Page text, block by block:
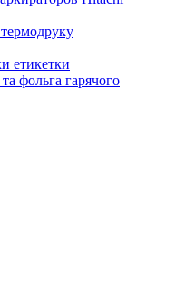
етикетки
фольга гарячого